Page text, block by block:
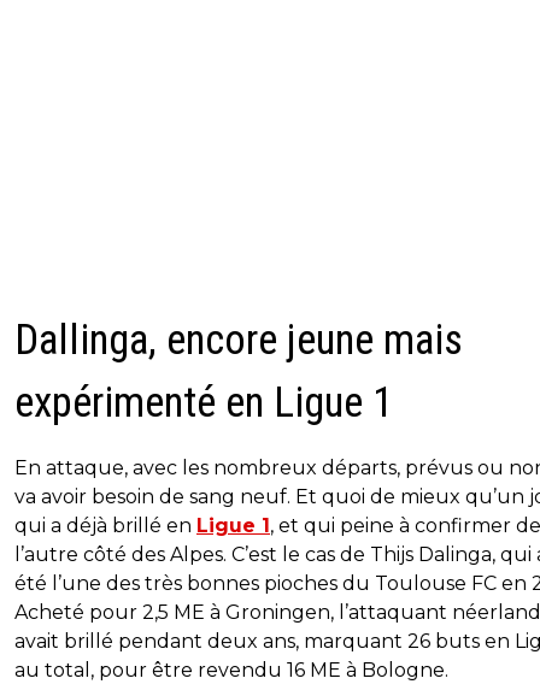
Dallinga, encore jeune mais
expérimenté en Ligue 1
En attaque, avec les nombreux départs, prévus ou
va avoir besoin de sang neuf. Et quoi de mieux qu’un
qui a déjà brillé en Ligue 1 , et qui peine à confirmer de
l’autre côté des Alpes. C’est le cas de Thijs Dalinga, qui
été l’une des très bonnes pioches du Toulouse FC en
Acheté pour 2,5 ME à Groningen, l’attaquant
avait brillé pendant deux ans, marquant 26 buts en
au total, pour être revendu 16 ME à Bologne.